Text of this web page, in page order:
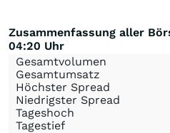
Zusammenfassung aller
04:20 Uhr
Gesamtvolumen
Gesamtumsatz
Höchster Spread
Niedrigster Spread
Tageshoch
Tagestief